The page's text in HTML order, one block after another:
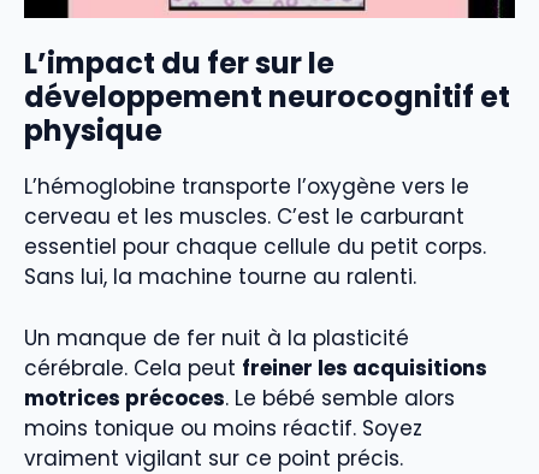
L’impact du fer sur le
développement neurocognitif et
physique
L’hémoglobine transporte l’oxygène vers le
cerveau et les muscles. C’est le carburant
essentiel pour chaque cellule du petit corps.
Sans lui, la machine tourne au ralenti.
Un manque de fer nuit à la plasticité
cérébrale. Cela peut freiner les acquisitions
motrices précoces. Le bébé semble alors
moins tonique ou moins réactif. Soyez
vraiment vigilant sur ce point précis.